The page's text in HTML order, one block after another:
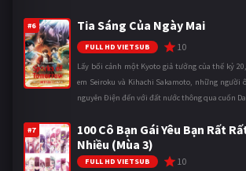
#6 Tia Sáng Của Ngày Mai
FULL HD VIETSUB 10
Lấy bối cảnh một Kyoto giả tưởng của thế kỷ
em Seiroku và Kihachi Sakamoto, những người
nguyên Điện đến với đất nước thông qua cuốn
#7
100 Cô Bạn Gái Yêu Bạn Rất
Nhiều (Mùa 3)
FULL HD VIETSUB 10